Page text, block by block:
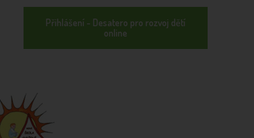
Přihlášení - Desatero pro rozvoj dětí
online